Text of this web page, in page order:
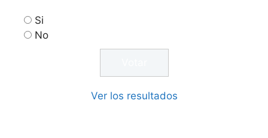
Si
No
Ver los resultados